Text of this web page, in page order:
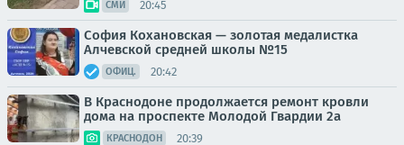
СМИ 20:45
София Кохановская — золотая медалистка
Алчевской средней школы №15
ОФИЦ. 20:42
В Краснодоне продолжается ремонт кровли
дома на проспекте Молодой Гвардии 2а
КРАСНОДОН 20:39